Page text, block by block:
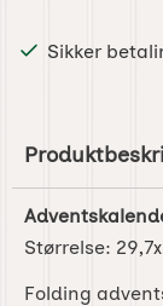
Sikker
Størrelse:
Folding